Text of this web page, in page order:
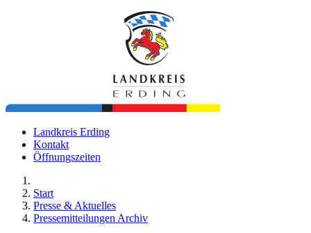
Landkreis Erding
Kontakt
Öffnungszeiten
Start
Presse & Aktuelles
Pressemitteilungen Archiv